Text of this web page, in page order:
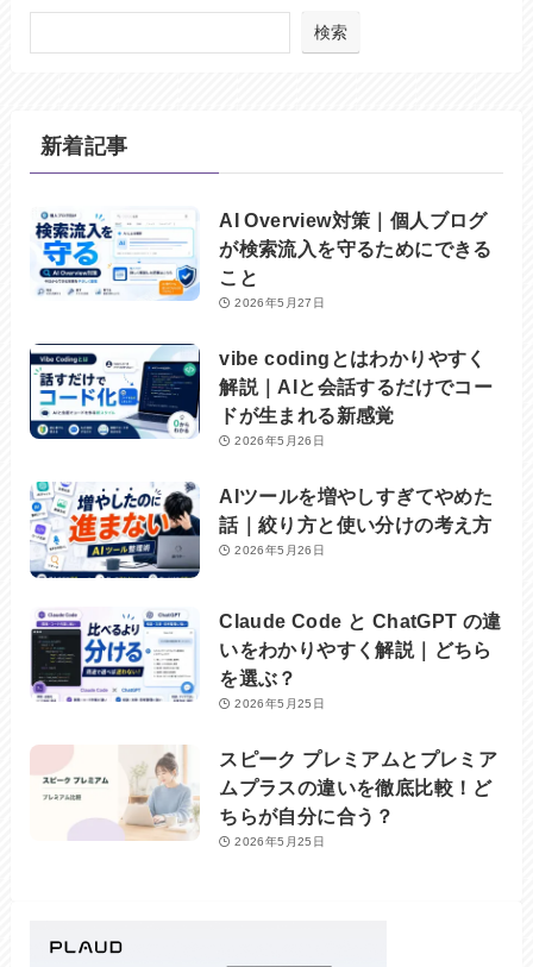
(7)
(17)
(49)
(20)
検索
新着記事
AI Overview対策｜個人ブログ
が検索流入を守るためにできる
こと
2026年5月27日
vibe codingとはわかりやすく
解説｜AIと会話するだけでコー
ドが生まれる新感覚
2026年5月26日
AIツールを増やしすぎてやめた
話｜絞り方と使い分けの考え方
2026年5月26日
Claude Code と ChatGPT の違
いをわかりやすく解説｜どちら
を選ぶ？
2026年5月25日
スピーク プレミアムとプレミア
ムプラスの違いを徹底比較！ど
ちらが自分に合う？
2026年5月25日